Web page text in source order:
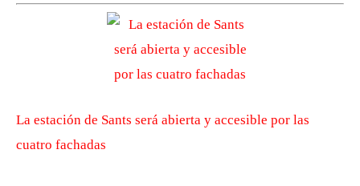
La estación de Sants será abierta y accesible por las
cuatro fachadas